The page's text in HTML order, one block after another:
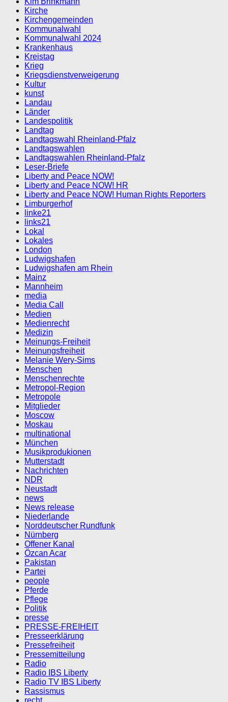
Kirche
Kirchengemeinden
Kommunalwahl
Kommunalwahl 2024
Krankenhaus
Kreistag
Krieg
Kriegsdienstverweigerung
Kultur
kunst
Landau
Länder
Landespolitik
Landtag
Landtagswahl Rheinland-Pfalz
Landtagswahlen
Landtagswahlen Rheinland-Pfalz
Leser-Briefe
Liberty and Peace NOW!
Liberty and Peace NOW! HR
Liberty and Peace NOW! Human Rights Reporters
Limburgerhof
linke21
links21
Lokal
Lokales
London
Ludwigshafen
Ludwigshafen am Rhein
Mainz
Mannheim
media
Media Call
Medien
Medienrecht
Medizin
Meinungs-Freiheit
Meinungsfreiheit
Melanie Wery-Sims
Menschen
Menschenrechte
Metropol-Region
Metropole
Mitglieder
Moscow
Moskau
multinational
München
Musikprodukionen
Mutterstadt
Nachrichten
NDR
Neustadt
news
News release
Niederlande
Norddeutscher Rundfunk
Nürnberg
Offener Kanal
Özcan Acar
Pakistan
Partei
people
Pferde
Pflege
Politik
presse
PRESSE-FREIHEIT
Presseerklärung
Pressefreiheit
Pressemitteilung
Radio
Radio IBS Liberty
Radio TV IBS Liberty
Rassismus
recht